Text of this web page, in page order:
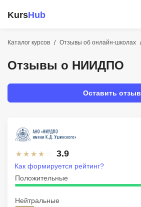
KursHub
Каталог курсов Отзывы об онлайн-школах
Отзывы о НИИДПО
Оставить отзыв
3.9
Положительные
Нейтральные
Как формируется рейтинг?
Разработка
Маркетинг
Дизайн
Аналитика